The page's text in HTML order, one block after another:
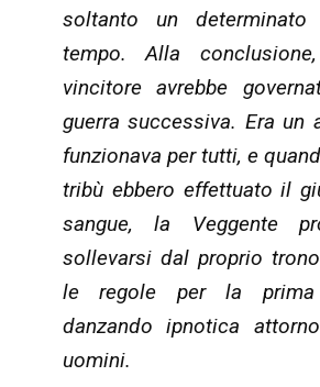
soltanto un
tempo. Alla
vincitore avrebbe
guerra successiva. Era un
funzionava per tutti, e
tribù ebbero effettuato il
sangue, la Veggente
sollevarsi dal proprio
le regole per la prima
danzando ipnotica
uomini.